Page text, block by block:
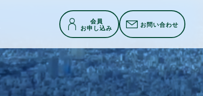
会員
お申し込み お問い合わせ